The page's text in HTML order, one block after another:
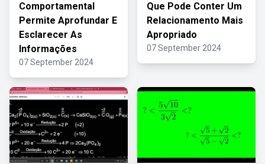
Comportamental
Permite Aprofundar E
Esclarecer As
Informações
07 September 2024
Que Pode Conter Um
Relacionamento Mais
Apropriado
07 September 2024